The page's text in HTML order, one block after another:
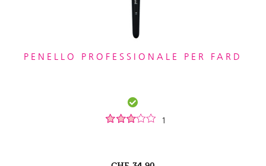
PENELLO PROFESSIONALE PER FARD
1